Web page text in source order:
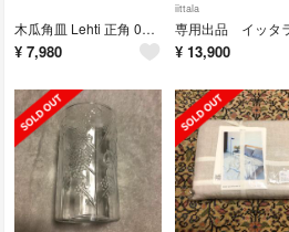
木瓜角皿 Lehti 正角 01 白岳釜 東屋
¥ 7,980
iittala
¥ 13,900